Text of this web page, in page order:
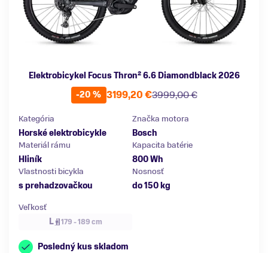
Elektrobicykel Focus Thron² 6.6 Diamondblack 2026
-20 %
3999,00 €
3199,20 €
Kategória
Horské elektrobicykle
Značka motora
Bosch
Materiál rámu
Hliník
Kapacita batérie
800 Wh
Vlastnosti bicykla
s prehadzovačkou
Nosnosť
do 150 kg
Veľkosť
L
179 - 189 cm
Posledný kus skladom